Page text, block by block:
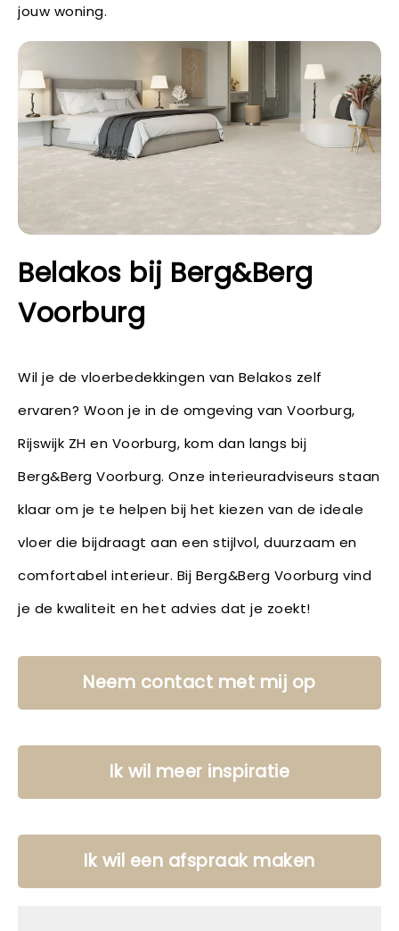
jouw woning.
Belakos bij Berg&Berg
Voorburg
Wil je de vloerbedekkingen van Belakos zelf
ervaren? Woon je in de omgeving van Voorburg,
Rijswijk ZH en Voorburg, kom dan langs bij
Berg&Berg Voorburg. Onze interieuradviseurs staan
klaar om je te helpen bij het kiezen van de ideale
vloer die bijdraagt aan een stijlvol, duurzaam en
comfortabel interieur. Bij Berg&Berg Voorburg vind
je de kwaliteit en het advies dat je zoekt!
Neem contact met mij op
Ik wil meer inspiratie
Ik wil een afspraak maken